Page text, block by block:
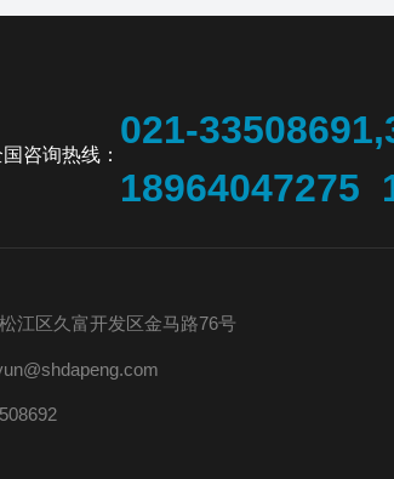
咨询热线：
021-
18964047275
江区久富开发区金马路76号